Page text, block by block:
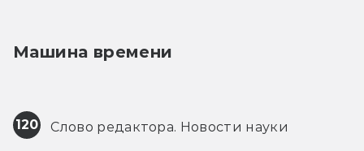
Машина времени
120 Слово редактора. Новости науки